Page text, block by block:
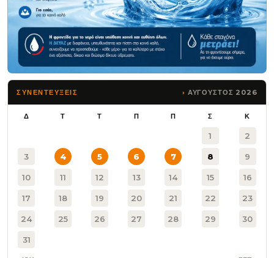
ΣΥΝΕΝΤΕΥΞΕΙΣ ΑΥΓΟΥΣΤΟΣ 2026
Δ Τ Τ Π Π Σ Κ
1 2
3 4 5 6 7 8 9
10 11 12 13 14 15 16
17 18 19 20 21 22 23
24 25 26 27 28 29 30
31